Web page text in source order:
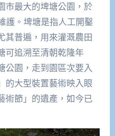
市最大的埤塘公園，於
護。埤塘是指人工開鑿
其普遍，用來灌溉農田
可追溯至清朝乾隆年
公園，走到園區次要入
的大型裝置藝術映入眼
術節」的遺產，如今已